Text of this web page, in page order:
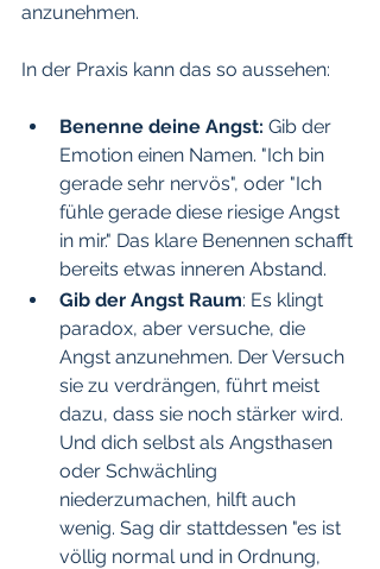
anzunehmen.
In der Praxis kann das so aussehen:
Benenne deine Angst: Gib der
Emotion einen Namen. "Ich bin
gerade sehr nervös", oder "Ich
fühle gerade diese riesige Angst
in mir." Das klare Benennen schafft
bereits etwas inneren Abstand.
Gib der Angst Raum: Es klingt
paradox, aber versuche, die
Angst anzunehmen. Der Versuch
sie zu verdrängen, führt meist
dazu, dass sie noch stärker wird.
Und dich selbst als Angsthasen
oder Schwächling
niederzumachen, hilft auch
wenig. Sag dir stattdessen "es ist
völlig normal und in Ordnung,